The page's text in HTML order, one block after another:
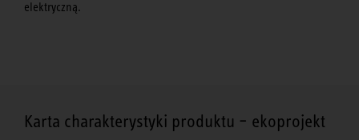
elektryczną.
Karta charakterystyki produktu – ekoprojekt